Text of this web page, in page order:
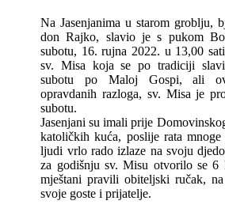
Na Jasenjanima u starom groblju,
don Rajko, slavio je s pukom
subotu, 16. rujna 2022. u 13,00
sv. Misa koja se po tradiciji
subotu po Maloj Gospi, ali
opravdanih razloga, sv. Misa je
subotu.
Jasenjani su imali prije
katoličkih kuća, poslije rata
ljudi vrlo rado izlaze na svoju
za godišnju sv. Misu otvorilo se 6
mještani pravili obiteljski ručak,
svoje goste i prijatelje.